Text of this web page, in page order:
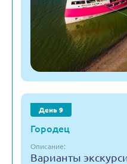
День 9
Городец
Описание:
Варианты